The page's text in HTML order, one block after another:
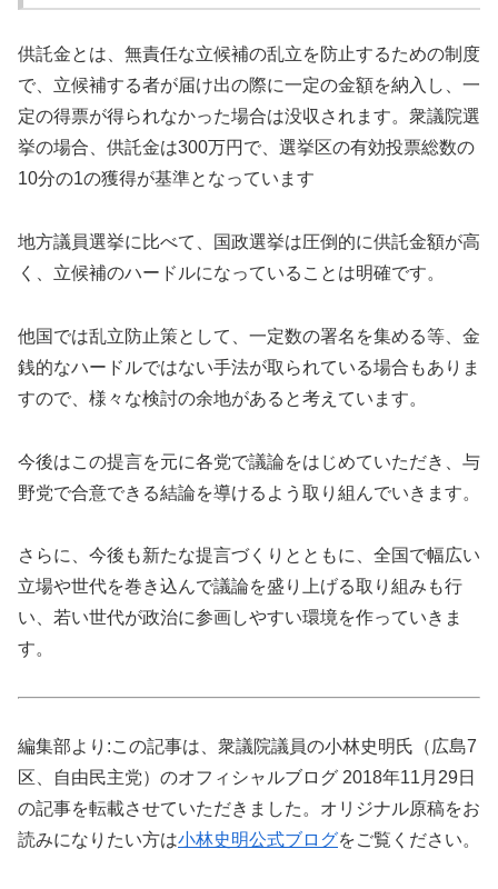
供託金とは、無責任な立候補の乱立を防止するための制度
で、立候補する者が届け出の際に一定の金額を納入し、一
定の得票が得られなかった場合は没収されます。衆議院選
挙の場合、供託金は300万円で、選挙区の有効投票総数の
10分の1の獲得が基準となっています
地方議員選挙に比べて、国政選挙は圧倒的に供託金額が高
く、立候補のハードルになっていることは明確です。
他国では乱立防止策として、一定数の署名を集める等、金
銭的なハードルではない手法が取られている場合もありま
すので、様々な検討の余地があると考えています。
今後はこの提言を元に各党で議論をはじめていただき、与
野党で合意できる結論を導けるよう取り組んでいきます。
さらに、今後も新たな提言づくりとともに、全国で幅広い
立場や世代を巻き込んで議論を盛り上げる取り組みも行
い、若い世代が政治に参画しやすい環境を作っていきま
す。
編集部より:この記事は、衆議院議員の小林史明氏（広島7
区、自由民主党）のオフィシャルブログ 2018年11月29日
の記事を転載させていただきました。オリジナル原稿をお
読みになりたい方は小林史明公式ブログをご覧ください。